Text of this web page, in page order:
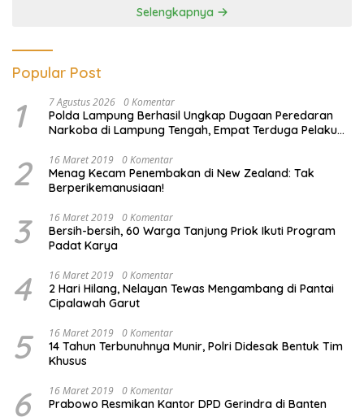
Selengkapnya
Popular Post
1 7 Agustus 2026 0 Komentar
Polda Lampung Berhasil Ungkap Dugaan Peredaran
Narkoba di Lampung Tengah, Empat Terduga Pelaku
2 16 Maret 2019 0 Komentar
Menag Kecam Penembakan di New Zealand: Tak
Berperikemanusiaan!
3 16 Maret 2019 0 Komentar
Bersih-bersih, 60 Warga Tanjung Priok Ikuti Program
Padat Karya
4 16 Maret 2019 0 Komentar
2 Hari Hilang, Nelayan Tewas Mengambang di Pantai
Cipalawah Garut
5 16 Maret 2019 0 Komentar
14 Tahun Terbunuhnya Munir, Polri Didesak Bentuk Tim
Khusus
6 16 Maret 2019 0 Komentar
Prabowo Resmikan Kantor DPD Gerindra di Banten